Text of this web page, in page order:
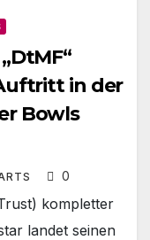
in der
Bowls
0
kompletter
landet seinen